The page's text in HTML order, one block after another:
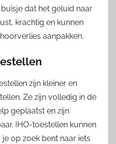
dat het geluid naar
krachtig en kunnen
aanpakken.
zijn kleiner en
Ze zijn volledig in de
geplaatst en zijn
IHO-toestellen kunnen
op zoek bent naar iets